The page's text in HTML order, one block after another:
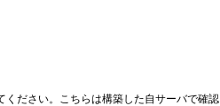
ださい。こちらは構築した自サーバで確